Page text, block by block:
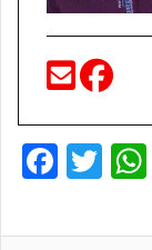
F
c
T
itt